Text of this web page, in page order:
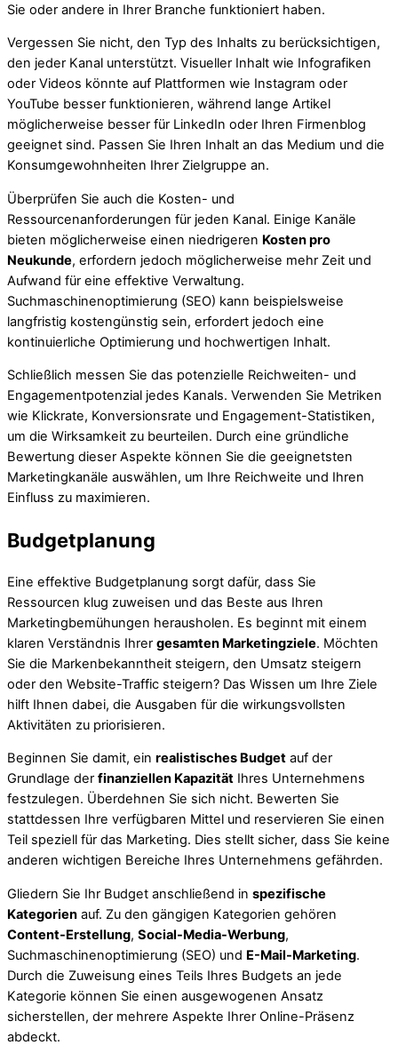
Sie oder andere in Ihrer Branche funktioniert haben.
Vergessen Sie nicht, den Typ des Inhalts zu berücksichtigen,
den jeder Kanal unterstützt. Visueller Inhalt wie Infografiken
oder Videos könnte auf Plattformen wie Instagram oder
YouTube besser funktionieren, während lange Artikel
möglicherweise besser für LinkedIn oder Ihren Firmenblog
geeignet sind. Passen Sie Ihren Inhalt an das Medium und die
Konsumgewohnheiten Ihrer Zielgruppe an.
Überprüfen Sie auch die Kosten- und
Ressourcenanforderungen für jeden Kanal. Einige Kanäle
bieten möglicherweise einen niedrigeren Kosten pro
Neukunde, erfordern jedoch möglicherweise mehr Zeit und
Aufwand für eine effektive Verwaltung.
Suchmaschinenoptimierung (SEO) kann beispielsweise
langfristig kostengünstig sein, erfordert jedoch eine
kontinuierliche Optimierung und hochwertigen Inhalt.
Schließlich messen Sie das potenzielle Reichweiten- und
Engagementpotenzial jedes Kanals. Verwenden Sie Metriken
wie Klickrate, Konversionsrate und Engagement-Statistiken,
um die Wirksamkeit zu beurteilen. Durch eine gründliche
Bewertung dieser Aspekte können Sie die geeignetsten
Marketingkanäle auswählen, um Ihre Reichweite und Ihren
Einfluss zu maximieren.
Budgetplanung
Eine effektive Budgetplanung sorgt dafür, dass Sie
Ressourcen klug zuweisen und das Beste aus Ihren
Marketingbemühungen herausholen. Es beginnt mit einem
klaren Verständnis Ihrer gesamten Marketingziele. Möchten
Sie die Markenbekanntheit steigern, den Umsatz steigern
oder den Website-Traffic steigern? Das Wissen um Ihre Ziele
hilft Ihnen dabei, die Ausgaben für die wirkungsvollsten
Aktivitäten zu priorisieren.
Beginnen Sie damit, ein realistisches Budget auf der
Grundlage der finanziellen Kapazität Ihres Unternehmens
festzulegen. Überdehnen Sie sich nicht. Bewerten Sie
stattdessen Ihre verfügbaren Mittel und reservieren Sie einen
Teil speziell für das Marketing. Dies stellt sicher, dass Sie keine
anderen wichtigen Bereiche Ihres Unternehmens gefährden.
Gliedern Sie Ihr Budget anschließend in spezifische
Kategorien auf. Zu den gängigen Kategorien gehören
Content-Erstellung, Social-Media-Werbung,
Suchmaschinenoptimierung (SEO) und E-Mail-Marketing.
Durch die Zuweisung eines Teils Ihres Budgets an jede
Kategorie können Sie einen ausgewogenen Ansatz
sicherstellen, der mehrere Aspekte Ihrer Online-Präsenz
abdeckt.